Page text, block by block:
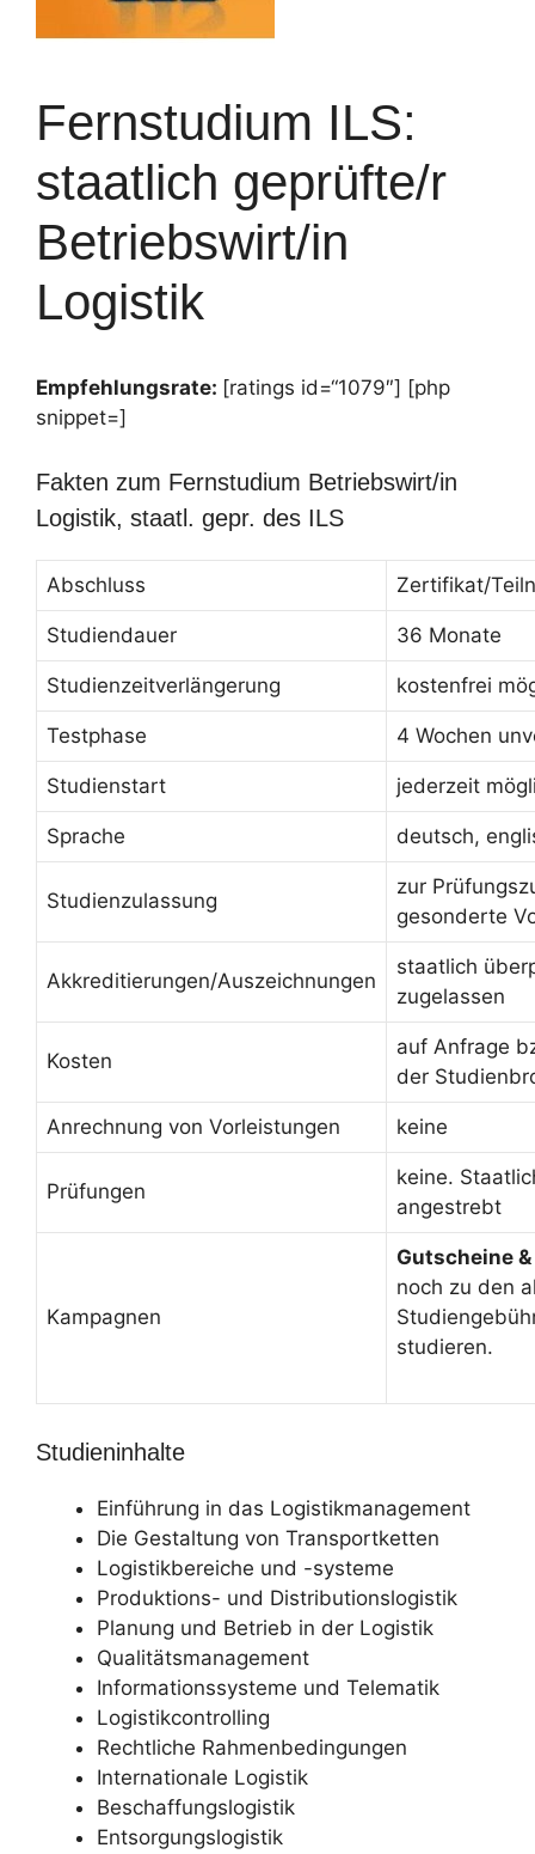
Fernstudium ILS:
staatlich geprüfte/r
Betriebswirt/in
Logistik
Empfehlungsrate: [ratings id=“1079″] [php
snippet=]
Fakten zum Fernstudium Betriebswirt/in
Logistik, staatl. gepr. des ILS
Abschluss Zertifikat/
Studiendauer 36 Monate
Studienzeitverlängerung kostenfrei
Testphase 4 Wochen
Studienstart jederzeit
Sprache deutsch,
Studienzulassung
zur
gesonderte
Akkreditierungen/Auszeichnungen
staatlich
zugelassen
Kosten
auf Anfrage
der
Anrechnung von Vorleistungen keine
Prüfungen
keine.
angestrebt
Kampagnen
Gutscheine
noch zu den
studieren.
Studieninhalte
Einführung in das Logistikmanagement
Die Gestaltung von Transportketten
Logistikbereiche und -systeme
Produktions- und Distributionslogistik
Planung und Betrieb in der Logistik
Qualitätsmanagement
Informationssysteme und Telematik
Logistikcontrolling
Rechtliche Rahmenbedingungen
Internationale Logistik
Beschaffungslogistik
Entsorgungslogistik